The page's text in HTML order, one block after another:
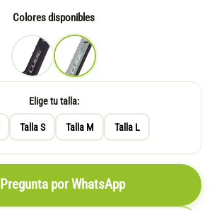
Colores disponibles
Elige tu talla:
Talla S Talla M Talla L
Pregunta por WhatsApp